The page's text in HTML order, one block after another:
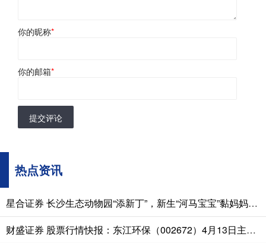
你的昵称*
你的邮箱*
提交评论
热点资讯
星合证券 长沙生态动物园“添新丁”，新生“河马宝宝”黏妈妈害羞超治愈
财盛证券 股票行情快报：东江环保（002672）4月13日主力资金净买入271.39万元